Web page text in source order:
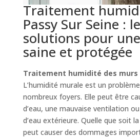
Traitement
Passy Sur Seine :
solutions pour
saine et protégée
Traitement humidité des murs
L’humidité murale est un
nombreux foyers. Elle peut être
d’eau, une mauvaise ventilation
d’eau extérieure. Quelle que soit
peut causer des dommages